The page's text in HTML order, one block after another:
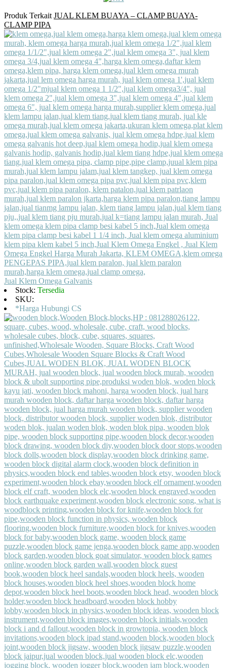
Produk Terkait JUAL KLEM BUAYA – CLAMP BUAYA-
CLAMP PIPA
Jual Klem Omega Galvanis
Stock: Tersedia
SKU:
*Harga Hubungi CS